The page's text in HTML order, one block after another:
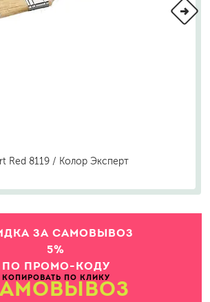
Red 8119 / Колор Эксперт
ЗА САМОВЫВОЗ
5%
ПО ПРОМО-КОДУ
КОПИРОВАТЬ ПО КЛИКУ